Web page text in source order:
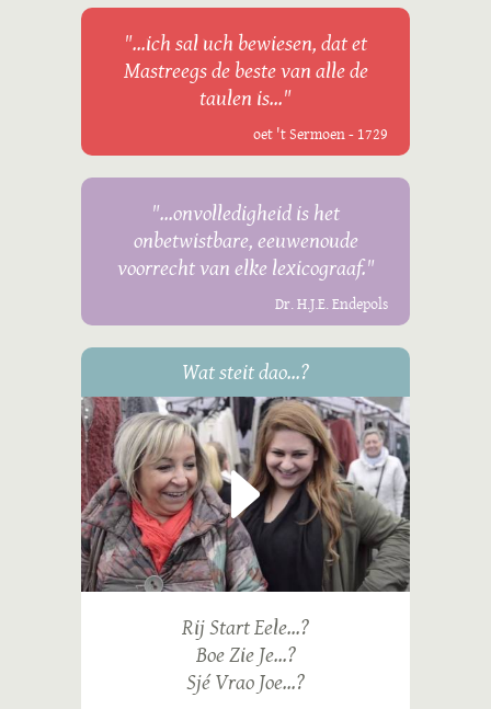
"...ich sal uch bewiesen, dat et
Mastreegs de beste van alle de
taulen is..."
oet 't Sermoen - 1729
"...onvolledigheid is het
onbetwistbare, eeuwenoude
voorrecht van elke lexicograaf."
Dr. H.J.E. Endepols
Wat steit dao...?
Rij Start Eele...?
Boe Zie Je...?
Sjé Vrao Joe...?